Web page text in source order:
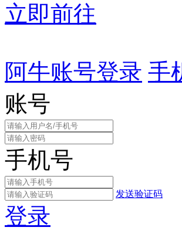
立即前往
阿牛账号登录 手
账号
手机号
发送验证码
登录